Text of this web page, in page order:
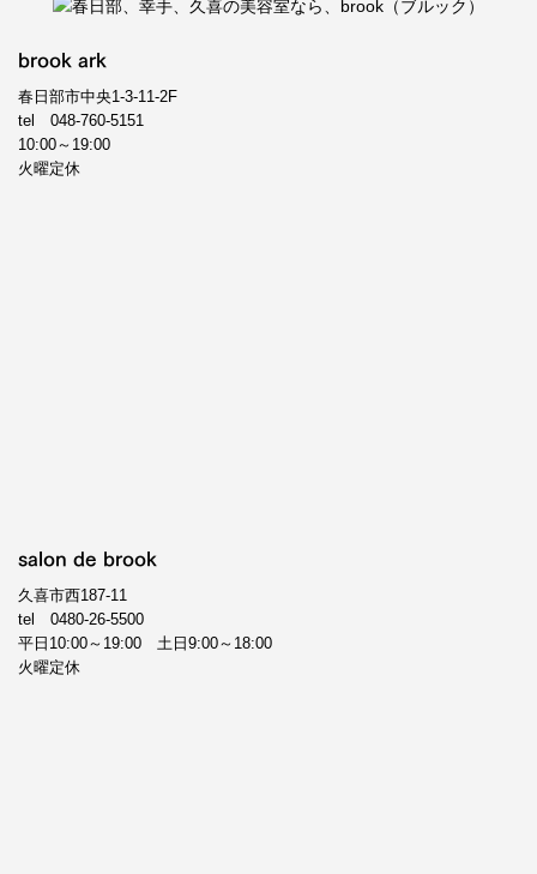
brook ark
春日部市中央1-3-11-2F
tel 048-760-5151
10:00～19:00
火曜定休
salon de brook
久喜市西187-11
tel 0480-26-5500
平日10:00～19:00 土日9:00～18:00
火曜定休